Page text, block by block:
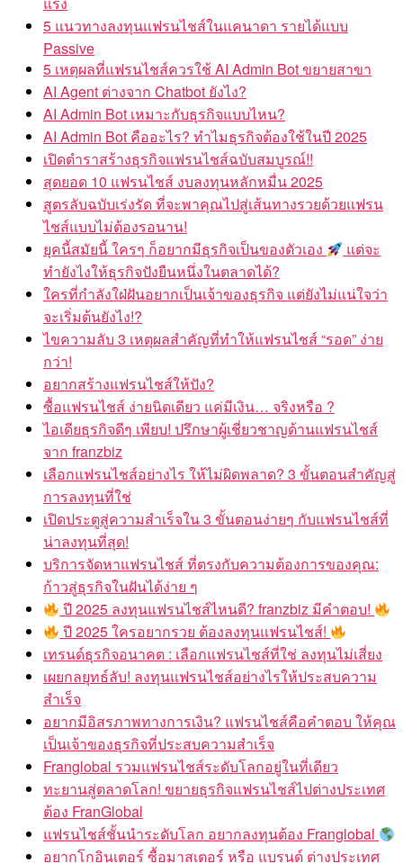
5 แนวทางลงทุนแฟรนไชส์ในแคนาดา รายได้แบบ
Passive
5 เหตุผลที่แฟรนไชส์ควรใช้ AI Admin Bot ขยายสาขา
AI Agent ต่างจาก Chatbot ยังไง?
AI Admin Bot เหมาะกับธุรกิจแบบไหน?
AI Admin Bot คืออะไร? ทำไมธุรกิจต้องใช้ในปี 2025
เปิดตำราสร้างธุรกิจแฟรนไชส์ฉบับสมบูรณ์!!
สุดยอด 10 แฟรนไชส์ งบลงทุนหลักหมื่น 2025
สูตรลับฉบับเร่งรัด ที่จะพาคุณไปสู่เส้นทางรวยด้วยแฟรน
ไชส์แบบไม่ต้องรอนาน!
ยุคนี้สมัยนี้ ใครๆ ก็อยากมีธุรกิจเป็นของตัวเอง
แต่จะ
ทำยังไงให้ธุรกิจปังยืนหนึ่งในตลาดได้?
ใครที่กำลังใฝ่ฝันอยากเป็นเจ้าของธุรกิจ แต่ยังไม่แน่ใจว่า
จะเริ่มต้นยังไง!?
ไขความลับ 3 เหตุผลสำคัญที่ทำให้แฟรนไชส์ “รอด” ง่าย
กว่า!
อยากสร้างแฟรนไชส์ให้ปัง?
ซื้อแฟรนไชส์ ง่ายนิดเดียว แค่มีเงิน… จริงหรือ ?
ไอเดียธุรกิจดีๆ เพียบ! ปรึกษาผู้เชี่ยวชาญด้านแฟรนไชส์
จาก franzbiz
เลือกแฟรนไชส์อย่างไร ให้ไม่ผิดพลาด? 3 ขั้นตอนสำคัญสู่
การลงทุนที่ใช่
เปิดประตูสู่ความสำเร็จใน 3 ขั้นตอนง่ายๆ กับแฟรนไชส์ที่
น่าลงทุนที่สุด!
บริการจัดหาแฟรนไชส์ ที่ตรงกับความต้องการของคุณ:
ก้าวสู่ธุรกิจในฝันได้ง่าย ๆ
ปี 2025 ลงทุนแฟรนไชส์ไหนดี? franzbiz มีคำตอบ!
ปี 2025 ใครอยากรวย ต้องลงทุนแฟรนไชส์!
เทรนด์ธุรกิจอนาคต : เลือกแฟรนไชส์ที่ใช่ ลงทุนไม่เสี่ยง
เผยกลยุทธ์ลับ! ลงทุนแฟรนไชส์อย่างไรให้ประสบความ
สำเร็จ
อยากมีอิสรภาพทางการเงิน? แฟรนไชส์คือคำตอบ ให้คุณ
เป็นเจ้าของธุรกิจที่ประสบความสำเร็จ
Franglobal รวมแฟรนไชส์ระดับโลกอยู่ในที่เดียว
ทะยานสู่ตลาดโลก! ขยายธุรกิจแฟรนไชส์ไปต่างประเทศ
ต้อง FranGlobal
แฟรนไชส์ชั้นนำระดับโลก อยากลงทุนต้อง Franglobal
อยากโกอินเตอร์ ซื้อมาสเตอร์ หรือ แบรนด์ ต่างประเทศ